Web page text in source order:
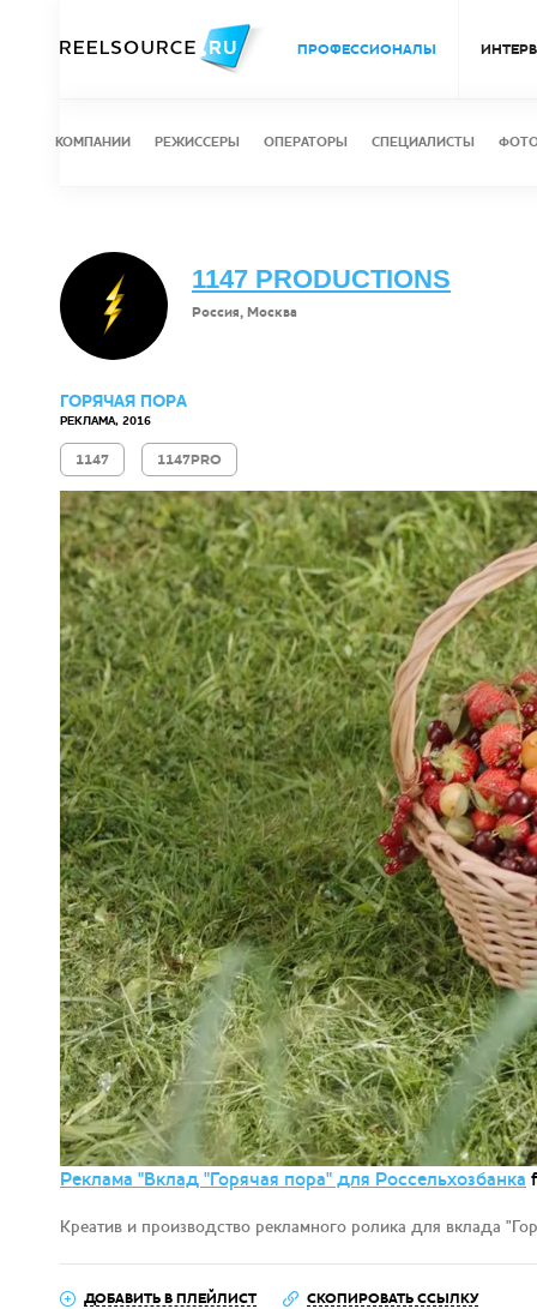
ПРОФЕССИОНАЛЫ
КОМПАНИИ РЕЖИССЕРЫ ОПЕРАТОРЫ СПЕЦИАЛИСТЫ
1147 PRODUCTIONS
Россия, Москва
ГОРЯЧАЯ ПОРА
РЕКЛАМА, 2016
1147 1147PRO
Реклама "Вклад "Горячая пора" для Россельхозбанка
Креатив и производство рекламного ролика для вклада
ДОБАВИТЬ В ПЛЕЙЛИСТ СКОПИРОВАТЬ ССЫЛКУ